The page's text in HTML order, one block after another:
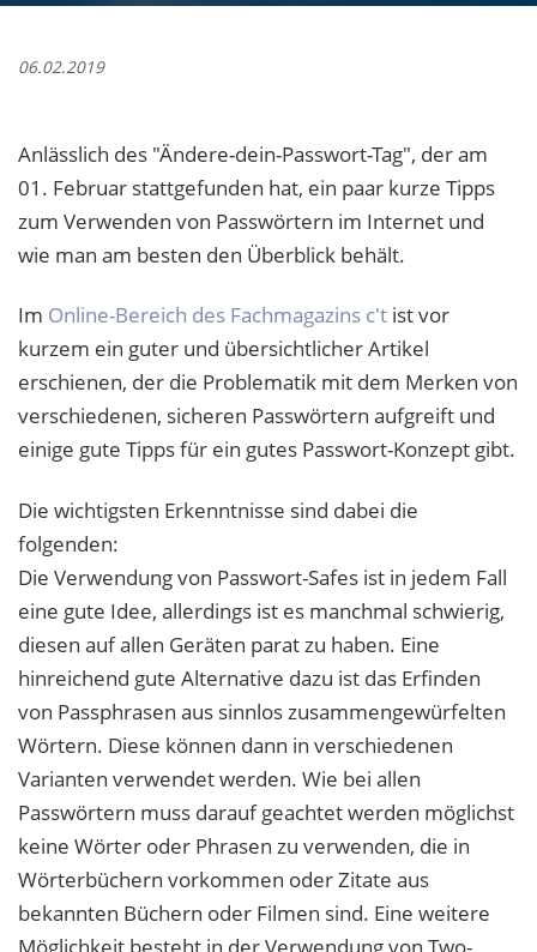
06.02.2019
Anlässlich des "Ändere-dein-Passwort-Tag", der am
01. Februar stattgefunden hat, ein paar kurze Tipps
zum Verwenden von Passwörtern im Internet und
wie man am besten den Überblick behält.
Im Online-Bereich des Fachmagazins c't ist vor
kurzem ein guter und übersichtlicher Artikel
erschienen, der die Problematik mit dem Merken von
verschiedenen, sicheren Passwörtern aufgreift und
einige gute Tipps für ein gutes Passwort-Konzept gibt.
Die wichtigsten Erkenntnisse sind dabei die
folgenden:
Die Verwendung von Passwort-Safes ist in jedem Fall
eine gute Idee, allerdings ist es manchmal schwierig,
diesen auf allen Geräten parat zu haben. Eine
hinreichend gute Alternative dazu ist das Erfinden
von Passphrasen aus sinnlos zusammengewürfelten
Wörtern. Diese können dann in verschiedenen
Varianten verwendet werden. Wie bei allen
Passwörtern muss darauf geachtet werden möglichst
keine Wörter oder Phrasen zu verwenden, die in
Wörterbüchern vorkommen oder Zitate aus
bekannten Büchern oder Filmen sind. Eine weitere
Möglichkeit besteht in der Verwendung von Two-